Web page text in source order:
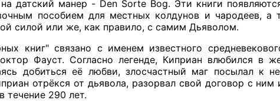
датский манер - Den Sorte Bog. Эти книги
пособием для местных колдунов и чародеев, а
силой или же, как правило, с самим Дьяволом.
книг" связано с именем известного
Фауст. Согласно легенде, Киприан влюбился в
добиться её любви, злосчастный маг посылал к
отрёкся от дьявола, разорвал свой договор с
течение 290 лет.